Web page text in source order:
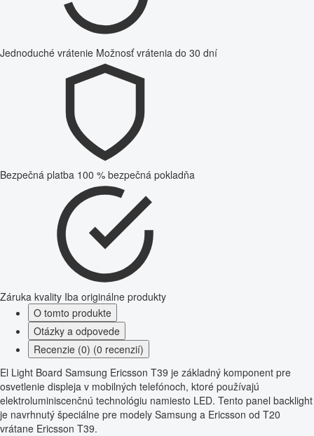
Jednoduché vrátenie Možnosť vrátenia do 30 dní
Bezpečná platba 100 % bezpečná pokladňa
Záruka kvality Iba originálne produkty
O tomto produkte
Otázky a odpovede
Recenzie (0) (0 recenzií)
El Light Board Samsung Ericsson T39 je základný komponent pre
osvetlenie displeja v mobilných telefónoch, ktoré používajú
elektroluminiscenčnú technológiu namiesto LED. Tento panel backlight
je navrhnutý špeciálne pre modely Samsung a Ericsson od T20
vrátane Ericsson T39.